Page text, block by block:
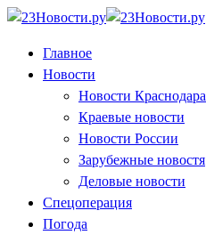
Главное
Новости
Новости Краснодара
Краевые новости
Новости России
Зарубежные новостя
Деловые новости
Спецоперация
Погода